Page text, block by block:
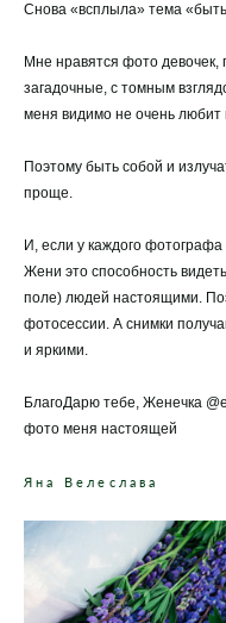
Снова «всплыла» тема
Мне нравятся фото девочек,
загадочные, с томным
меня видимо не очень любит
Поэтому быть собой и
проще.
И, если у каждого
Жени это способность
поле) людей настоящими.
фотосессии. А снимки
и яркими.
БлагоДарю тебе, Женечка
фото меня настоящей
Яна Велеслава